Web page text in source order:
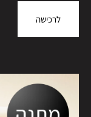
לרכישה